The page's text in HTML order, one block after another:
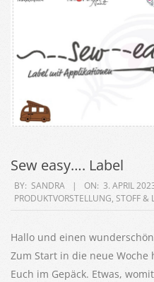
Sew easy…. Label
2023-
04-
BY: SANDRA ON: 3. APRIL
PRODUKTVORSTELLUNG, STOFF &
Hallo und einen
Zum Start in die neue
Euch im Gepäck. Etwas,